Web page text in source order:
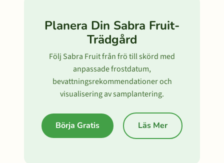
Planera Din Sabra Fruit-
Trädgård
Följ Sabra Fruit från frö till skörd med
anpassade frostdatum,
bevattningsrekommendationer och
visualisering av samplantering.
Börja Gratis Läs Mer